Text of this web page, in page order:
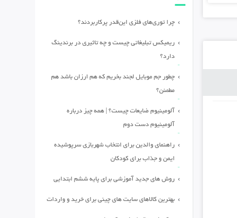
چرا توری‌های فلزی این‌قدر پرکاربردند؟
ریمیکس تبلیغاتی چیست و چه تاثیری در برندینگ
دارد؟
چطور جم موبایل لجند بخریم که هم ارزان باشد هم
مطمئن؟
آلومینیوم ضایعات چیست؟ | همه چیز درباره
آلومینیوم دست دوم
راهنمای والدین برای انتخاب شهربازی سرپوشیده
ایمن و جذاب برای کودکان
روش های جدید آموزشی برای پایه ششم ابتدایی
بهترین کالاهای سایت های چینی برای خرید و واردات